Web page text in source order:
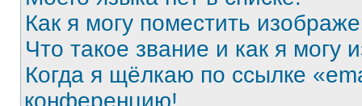
Как я могу поместить
Что такое звание и как я могу
Когда я щёлкаю по ссылке
конференцию!